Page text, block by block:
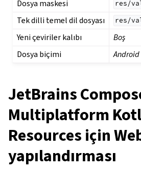
Dosya maskesi
res/
Tek dilli temel dil dosyası res/
Yeni çeviriler kalıbı
Boş
Dosya biçimi
JetBrains
Multiplatform
Resources için
yapılandırması